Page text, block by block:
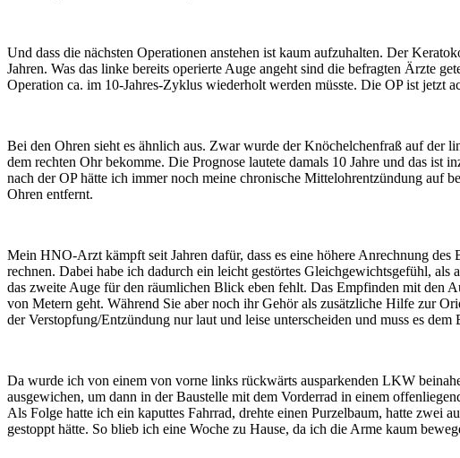
Und dass die nächsten Operationen anstehen ist kaum aufzuhalten. Der
Jahren. Was das linke bereits operierte Auge angeht sind die befragten Ärzte
Operation ca. im 10-Jahres-Zyklus wiederholt werden müsste. Die OP ist jetzt
Bei den Ohren sieht es ähnlich aus. Zwar wurde der Knöchelchenfraß auf der
dem rechten Ohr bekomme. Die Prognose lautete damals 10 Jahre und das
nach der OP hätte ich immer noch meine chronische Mittelohrentzündung auf
Ohren entfernt.
Mein HNO-Arzt kämpft seit Jahren dafür, dass es eine höhere Anrechnung
rechnen. Dabei habe ich dadurch ein leicht gestörtes Gleichgewichtsgefühl,
das zweite Auge für den räumlichen Blick eben fehlt. Das Empfinden mit den
von Metern geht. Während Sie aber noch ihr Gehör als zusätzliche Hilfe zur
der Verstopfung/Entzündung nur laut und leise unterscheiden und muss es
Da wurde ich von einem von vorne links rückwärts ausparkenden LKW
ausgewichen, um dann in der Baustelle mit dem Vorderrad in einem
Als Folge hatte ich ein kaputtes Fahrrad, drehte einen Purzelbaum, hatte
gestoppt hätte. So blieb ich eine Woche zu Hause, da ich die Arme kaum